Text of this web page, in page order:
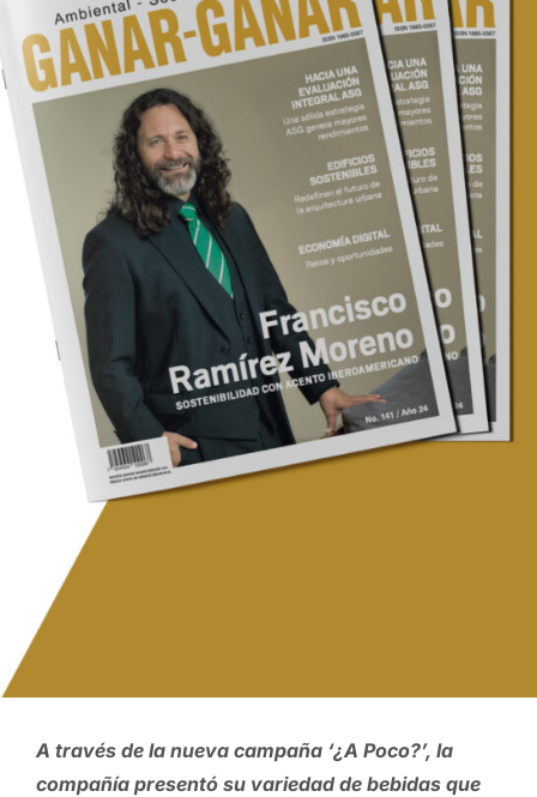
A través de la nueva campaña ‘¿A Poco?’, la
compañía presentó su variedad de bebidas que